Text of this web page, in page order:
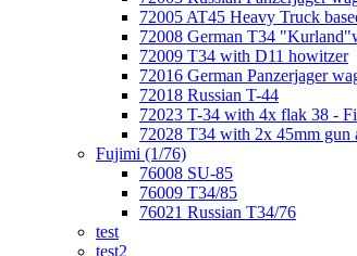
72005 AT45 Heavy Truck
72008 German T34
72009 T34 with D11 howitzer
72016 German Panzerjager
72018 Russian T-44
72023 T-34 with 4x flak 38 -
72028 T34 with 2x 45mm gun
Fujimi (1/76)
76008 SU-85
76009 T34/85
76021 Russian T34/76
test
test2